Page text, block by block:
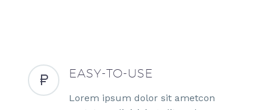
EASY-TO-USE
Lorem ipsum dolor sit ametcon